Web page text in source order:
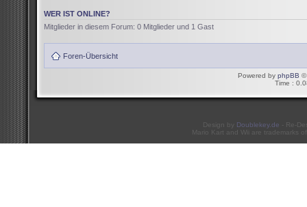
WER IST ONLINE?
Mitglieder in diesem Forum: 0 Mitglieder und 1 Gast
Foren-Übersicht
Powered by phpBB ©
Time :
Design by Doublekey.de - Re-
Mario Kart and Wii are trademarks